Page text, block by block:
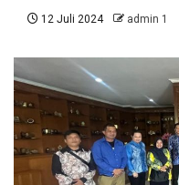
12 Juli 2024 admin 1